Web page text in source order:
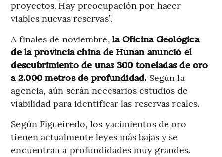
proyectos. Hay preocupación por hacer
viables nuevas reservas”.
A finales de noviembre, la Oficina Geológica
de la provincia china de Hunan anunció el
descubrimiento de unas 300 toneladas de oro
a 2.000 metros de profundidad. Según la
agencia, aún serán necesarios estudios de
viabilidad para identificar las reservas reales.
Según Figueiredo, los yacimientos de oro
tienen actualmente leyes más bajas y se
encuentran a profundidades muy grandes.